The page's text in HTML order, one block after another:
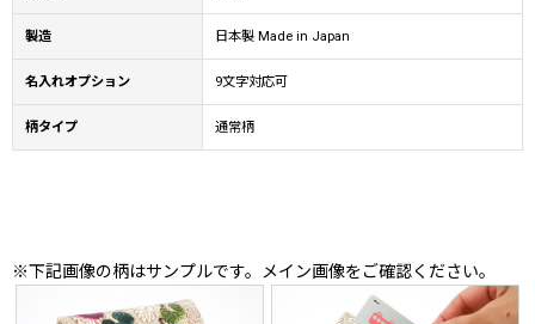
製造 日本製 Made in Japan
名入れオプション 9文字対応可
柄タイプ 通常柄
※下記画像の柄はサンプルです。メイン画像をご確認ください。